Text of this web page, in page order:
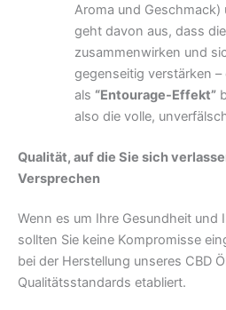
Aroma und Geschmack)
geht davon aus, dass
zusammenwirken und
gegenseitig verstärken
als “Entourage-Effekt”
also die volle,
Qualität, auf die Sie sich
Versprechen
Wenn es um Ihre Gesundheit und
sollten Sie keine Kompromisse
bei der Herstellung unseres CBD
Qualitätsstandards etabliert.